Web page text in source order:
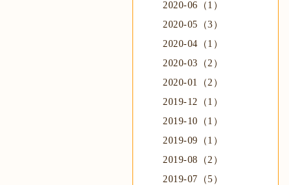
2020-06（1）
2020-05（3）
2020-04（1）
2020-03（2）
2020-01（2）
2019-12（1）
2019-10（1）
2019-09（1）
2019-08（2）
2019-07（5）